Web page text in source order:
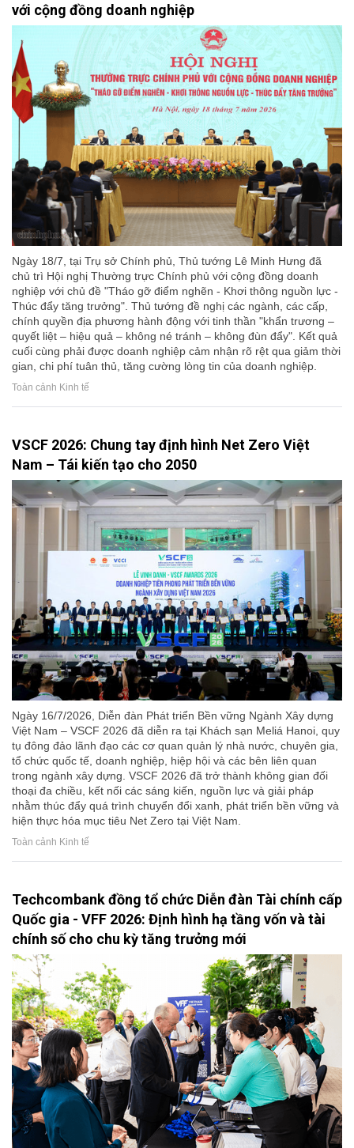
với cộng đồng doanh nghiệp
Ngày 18/7, tại Trụ sở Chính phủ, Thủ tướng Lê Minh Hưng đã
chủ trì Hội nghị Thường trực Chính phủ với cộng đồng doanh
nghiệp với chủ đề "Tháo gỡ điểm nghẽn - Khơi thông nguồn lực -
Thúc đẩy tăng trưởng". Thủ tướng đề nghị các ngành, các cấp,
chính quyền địa phương hành động với tinh thần "khẩn trương –
quyết liệt – hiệu quả – không né tránh – không đùn đẩy". Kết quả
cuối cùng phải được doanh nghiệp cảm nhận rõ rệt qua giảm thời
gian, chi phí tuân thủ, tăng cường lòng tin của doanh nghiệp.
Toàn cảnh Kinh tế
VSCF 2026: Chung tay định hình Net Zero Việt
Nam – Tái kiến tạo cho 2050
Ngày 16/7/2026, Diễn đàn Phát triển Bền vững Ngành Xây dựng
Việt Nam – VSCF 2026 đã diễn ra tại Khách sạn Meliá Hanoi, quy
tụ đông đảo lãnh đạo các cơ quan quản lý nhà nước, chuyên gia,
tổ chức quốc tế, doanh nghiệp, hiệp hội và các bên liên quan
trong ngành xây dựng. VSCF 2026 đã trở thành không gian đối
thoại đa chiều, kết nối các sáng kiến, nguồn lực và giải pháp
nhằm thúc đẩy quá trình chuyển đổi xanh, phát triển bền vững và
hiện thực hóa mục tiêu Net Zero tại Việt Nam.
Toàn cảnh Kinh tế
Techcombank đồng tổ chức Diễn đàn Tài chính cấp
Quốc gia - VFF 2026: Định hình hạ tầng vốn và tài
chính số cho chu kỳ tăng trưởng mới